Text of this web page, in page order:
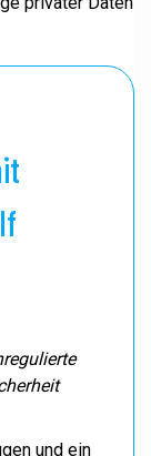
und ein